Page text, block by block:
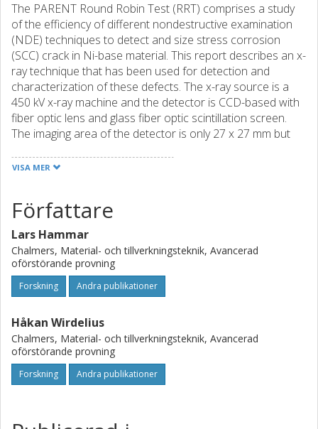
The PARENT Round Robin Test (RRT) comprises a study
of the efficiency of different nondestructive examination
(NDE) techniques to detect and size stress corrosion
(SCC) crack in Ni-base material. This report describes an x-
ray technique that has been used for detection and
characterization of these defects. The x-ray source is a
450 kV x-ray machine and the detector is CCD-based with
fiber optic lens and glass fiber optic scintillation screen.
The imaging area of the detector is only 27 x 27 mm but
image plane is measured to be less than 0.08 mm. X-ray
reasonably parallel with the x-ray beams. Therefor each
defect is radiographed in series of projections. The
projection angle is from -10° to +10°, with increments of
2°. To determine the size or the depth of the cracks a
method are developed which describes the depth as
function of the movement of the observed crack tip
VISA MER
Författare
Lars Hammar
Chalmers, Material- och tillverkningsteknik, Avancerad
oförstörande provning
Forskning Andra publikationer
Håkan Wirdelius
Chalmers, Material- och tillverkningsteknik, Avancerad
oförstörande provning
Forskning Andra publikationer